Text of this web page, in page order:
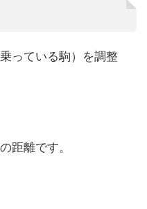
っている駒）を調整
距離です。